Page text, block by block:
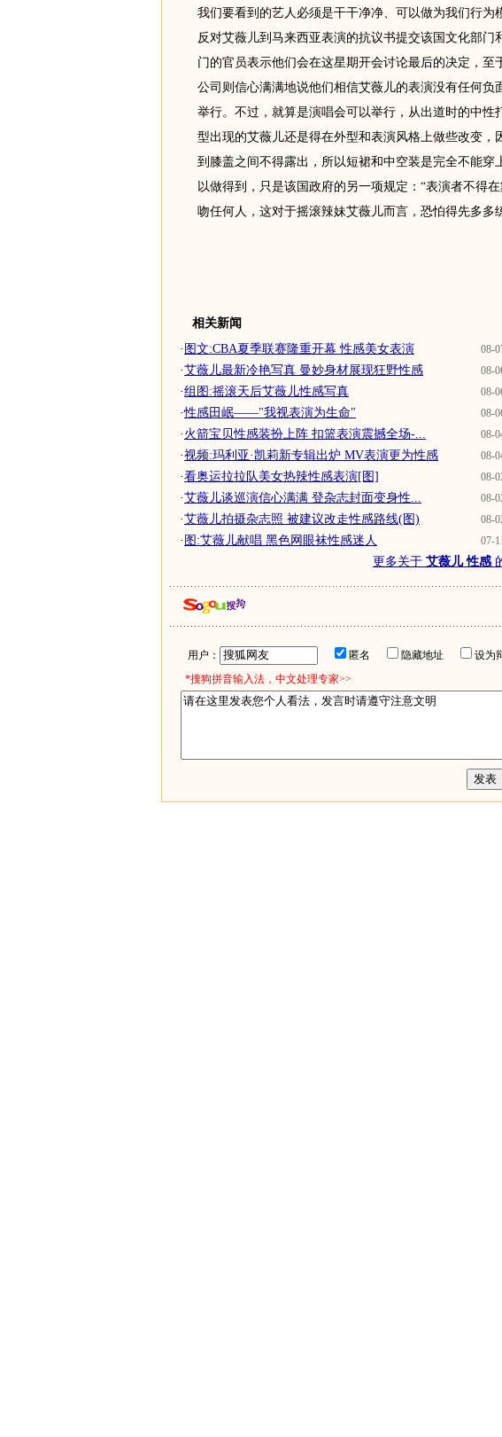
我们要看到的艺人必须是干干净净、可以做为我们行为
反对艾薇儿到马来西亚表演的抗议书提交该国文化部门
门的官员表示他们会在这星期开会讨论最后的决定，至
公司则信心满满地说他们相信艾薇儿的表演没有任何负
举行。不过，就算是演唱会可以举行，从出道时的中性
型出现的艾薇儿还是得在外型和表演风格上做些改变，
到膝盖之间不得露出，所以短裙和中空装是完全不能穿
以做得到，只是该国政府的另一项规定：“表演者不得
吻任何人，这对于摇滚辣妹艾薇儿而言，恐怕得先多多
相关新闻
08-
· 图文:CBA夏季联赛隆重开幕 性感美女表演
08-
·艾薇儿最新冷艳写真 曼妙身材展现狂野性感
08-
·组图:摇滚天后艾薇儿性感写真
08-
·性感田岷——"我视表演为生命"
08-
· 火箭宝贝性感装扮上阵 扣篮表演震撼全场-...
08-
·视频:玛利亚·凯莉新专辑出炉 MV表演更为性感
08-
·看奥运拉拉队美女热辣性感表演[图]
08-
·艾薇儿谈巡演信心满满 登杂志封面变身性...
08-
·艾薇儿拍摄杂志照 被建议改走性感路线(图)
07-
· 图:艾薇儿献唱 黑色网眼袜性感迷人
更多关于 艾薇儿 性感
用户： 匿名 隐藏地址
设为
*搜狗拼音输入法，中文处理专家>>